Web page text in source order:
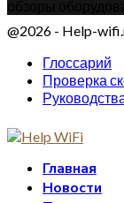
@2026 - Help-
Глоссарий
Проверка
Главная
Новости